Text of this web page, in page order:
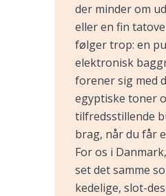
der minder om
eller en fin
følger trop: en
elektronisk
forener sig med
egyptiske toner
tilfredsstillende
brag, når du får
For os i
set det samme
kedelige, slot-